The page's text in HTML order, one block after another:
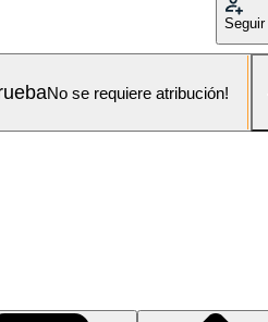
Seguir
No se requiere atribución!